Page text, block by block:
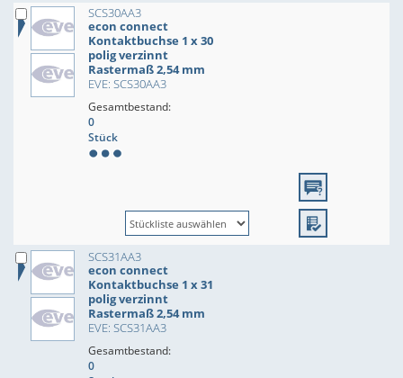
SCS30AA3
econ connect
Kontaktbuchse 1 x 30
polig verzinnt
Rastermaß 2,54 mm
EVE: SCS30AA3
Gesamtbestand:
0
Stück
SCS31AA3
econ connect
Kontaktbuchse 1 x 31
polig verzinnt
Rastermaß 2,54 mm
EVE: SCS31AA3
Gesamtbestand:
0